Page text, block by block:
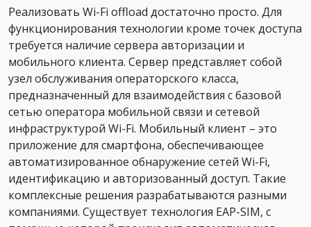
Реализовать Wi-Fi offload достаточно просто. Для
функционирования технологии кроме точек доступа
требуется наличие сервера авторизации и
мобильного клиента. Сервер представляет собой
узел обслуживания операторского класса,
предназначенный для взаимодействия с базовой
сетью оператора мобильной связи и сетевой
инфраструктурой Wi-Fi. Мобильный клиент – это
приложение для смартфона, обеспечивающее
автоматизированное обнаружение сетей Wi-Fi,
идентификацию и авторизованный доступ. Такие
комплексные решения разрабатываются разными
компаниями. Существует технология EAP-SIM, с